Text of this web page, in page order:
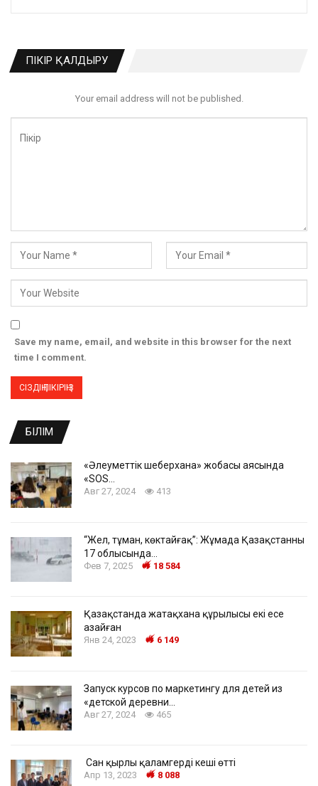
ПІКІР ҚАЛДЫРУ
Your email address will not be published.
Save my name, email, and website in this browser for the next
time I comment.
БІЛІМ
«Әлеуметтік шеберхана» жобасы аясында
«SOS…
Авг 27, 2024 413
“Жел, тұман, көктайғақ”: Жұмада Қазақстанның
17 облысында…
Фев 7, 2025 18 584
Қазақстанда жатақхана құрылысы екі есе
азайған
Янв 24, 2023 6 149
Запуск курсов по маркетингу для детей из
«детской деревни…
Авг 27, 2024 465
Сан қырлы қаламгердің кеші өтті
Апр 13, 2023 8 088